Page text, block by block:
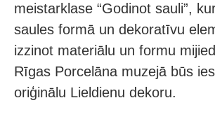
meistarklase “Godinot sauli”,
saules formā un dekoratīvu
izzinot materiālu un formu
Rīgas Porcelāna muzejā būs
oriģinālu Lieldienu dekoru.